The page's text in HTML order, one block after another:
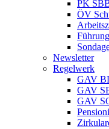
PK
ÖV
Newsletter
Regelwerk
GAV
GAV
GAV